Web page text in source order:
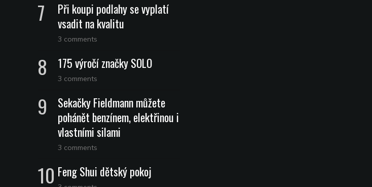
Při koupi podlahy se vyplatí
vsadit na kvalitu
3 comments
175 výročí značky SOLO
3 comments
Sekačky Fieldmann můžete
pohánět benzínem, elektřinou i
vlastními silami
3 comments
Feng Shui dětský pokoj